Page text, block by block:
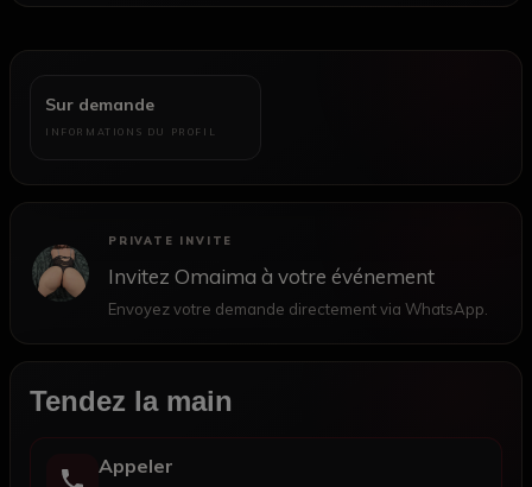
Sur demande
INFORMATIONS DU PROFIL
PRIVATE INVITE
Invitez Omaima à votre événement
Envoyez votre demande directement via WhatsApp.
Tendez la main
Appeler